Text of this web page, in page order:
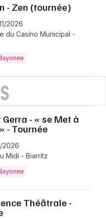
- Zen (tournée)
2026
du Casino Municipal -
- « se Met à
- Tournée
2026
Midi - Biarritz
Théâtrale -